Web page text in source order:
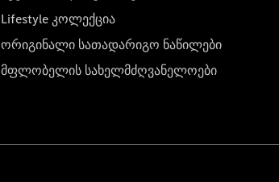
Lifestyle კოლექცია
ორიგინალი სათადარიგო ნაწილები
მფლობელის სახელმძღვანელოები